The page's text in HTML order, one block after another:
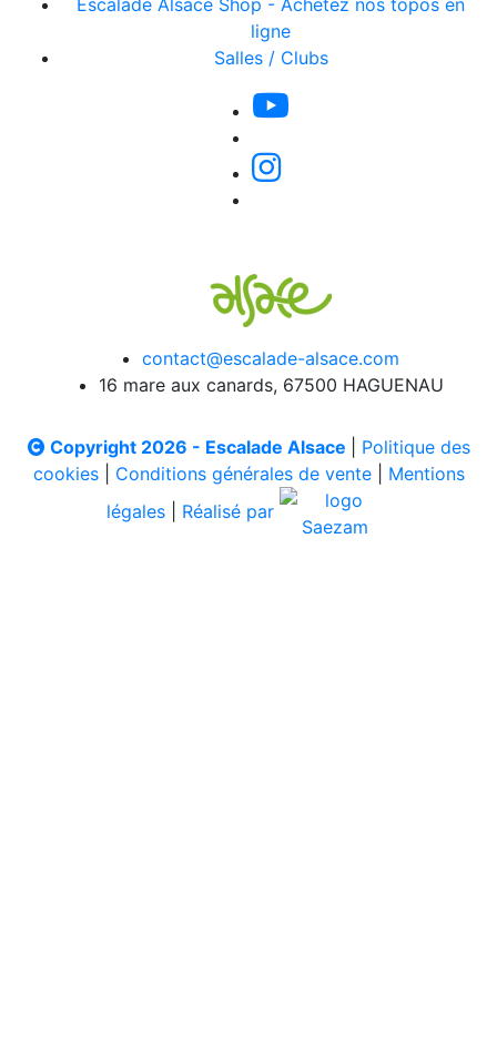
Escalade Alsace Shop - Achetez nos topos en
ligne
Salles / Clubs
contact@escalade-alsace.com
16 mare aux canards, 67500 HAGUENAU
Copyright 2026 - Escalade Alsace
Politique des
cookies| Conditions générales de vente| Mentions
légales
Réalisé par